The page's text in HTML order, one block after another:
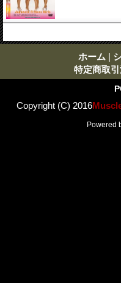
ホーム |
特定商取
Copyright (C) 2016
Powered